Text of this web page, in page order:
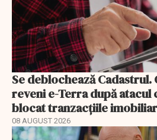
Se deblochează Cadastrul.
reveni e-Terra după
blocat tranzacțiile
08 AUGUST 2026